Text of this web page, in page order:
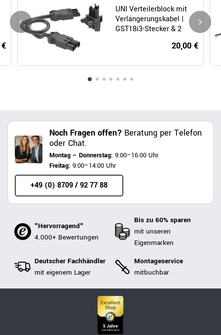
UNI Verteilerblock mit
Verlängerungskabel |
GST18i3-Stecker & 2
20,00 €
Noch Fragen offen? Beratung per Telefon
oder Chat.
Montag – Donnerstag: 9:00–16:00 Uhr
Freitag: 9:00–14:00 Uhr
+49 (0) 8709 / 92 77 88
"Hervorragend"
4.000+ Bewertungen
Bis zu 60% sparen
mit unseren
Eigenmarken
Deutscher Fachhändler
mit eigenem Lager
Montageservice
mitbuchbar